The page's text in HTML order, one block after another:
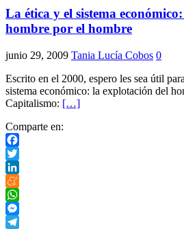
La ética y el sistema
hombre por el hombre
junio 29, 2009 Tania Lucía Cobos 0
Escrito en el 2000, espero les sea útil
sistema económico: la explotación del
Capitalismo: […]
Comparte en:
Facebook
Twitter
LinkedIn
Meneame
WhatsApp
Messenger